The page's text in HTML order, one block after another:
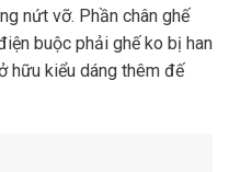
nứt vỡ. Phần chân ghế
buộc phải ghế ko bị han
hữu kiểu dáng thêm đế